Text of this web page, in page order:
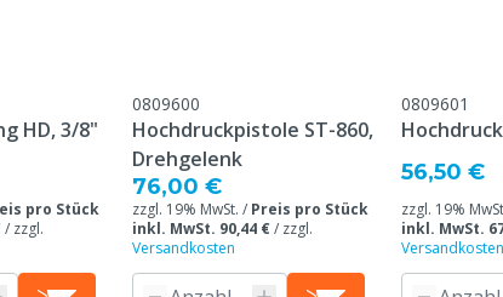
HD, 3/8"
pro Stück
/ zzgl.
0809600
Hochdruckpistole ST-860,
Drehgelenk
76,00 €
zzgl. 19% MwSt. / Preis pro Stück
inkl. MwSt. 90,44 €/ zzgl.
Versandkosten
0809601
56,50 €
zzgl. 19%
inkl. MwSt.
Versandkosten